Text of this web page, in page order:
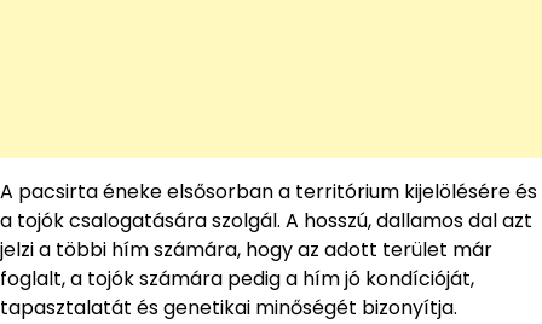
A pacsirta éneke elsősorban a territórium kijelölésére és
a tojók csalogatására szolgál. A hosszú, dallamos dal azt
jelzi a többi hím számára, hogy az adott terület már
foglalt, a tojók számára pedig a hím jó kondícióját,
tapasztalatát és genetikai minőségét bizonyítja.